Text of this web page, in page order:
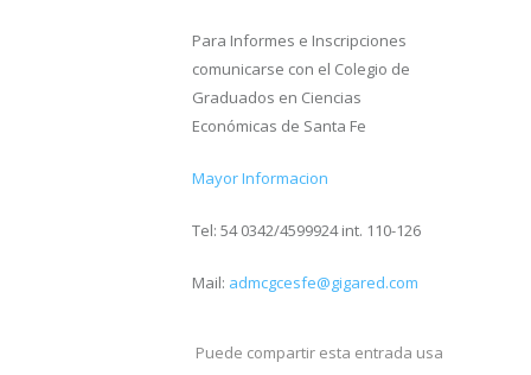
Para Informes e Inscripciones
comunicarse con el Colegio de
Graduados en Ciencias
Económicas de Santa Fe
Mayor Informacion
Tel: 54 0342/4599924 int. 110-126
Mail: admcgcesfe@gigared.com
Puede compartir esta entrada usando sus